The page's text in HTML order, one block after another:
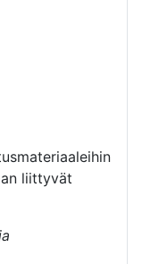
liittyvät